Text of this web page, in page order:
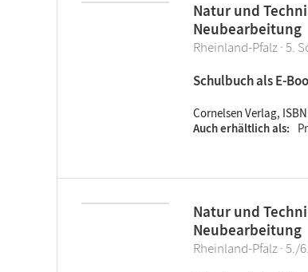
Natur und
Neubearbeitung
Rheinland-Pfalz · 5.
Schulbuch als E-
Cornelsen Verlag,
Auch erhältlich als
Natur und
Neubearbeitung
Rheinland-Pfalz ·